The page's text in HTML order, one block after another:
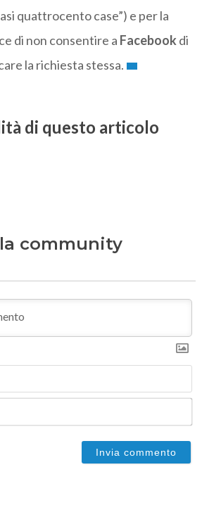
quattrocento case”) e per la
di non consentire a Facebookdi
la richiesta stessa.
di questo articolo
community